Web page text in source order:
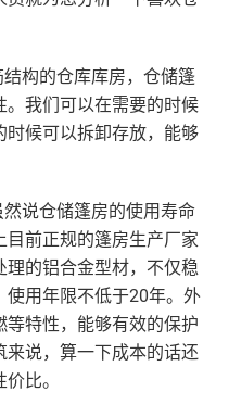
构的仓库库房，仓储篷
。我们可以在需要的时候
候可以拆卸存放，能够
说仓储篷房的使用寿命
目前正规的篷房生产厂家
理的铝合金型材，不仅稳
使用年限不低于20年。外
特性，能够有效的保护
说，算一下成本的话还
比。